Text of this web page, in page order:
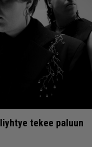
tekee paluun